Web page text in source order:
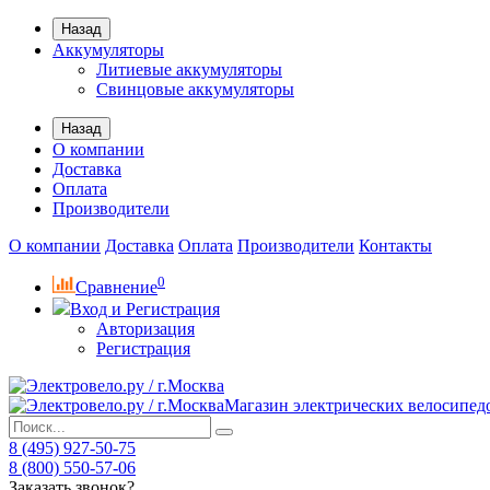
Назад
Аккумуляторы
Литиевые аккумуляторы
Свинцовые аккумуляторы
Назад
О компании
Доставка
Оплата
Производители
О компании Доставка Оплата Производители Контакты
Сравнение0
Вход и Регистрация
Авторизация
Регистрация
Магазин электрических
8 (495) 927-50-75
8 (800) 550-57-06